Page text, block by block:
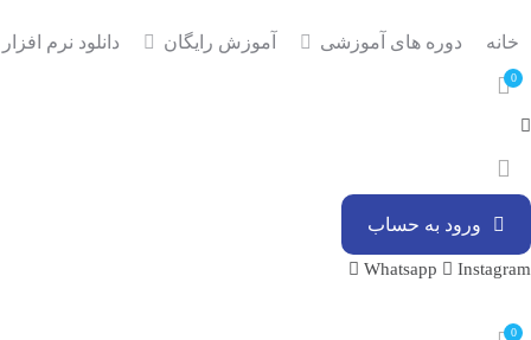
خانه دوره های آموزشی آموزش رایگان دانلود نرم افزار
0
ورود به حساب
Whatsapp Instagram
0